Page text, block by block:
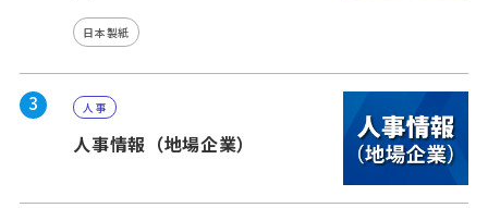
日本製紙
3 人事
人事情報（地場企業）